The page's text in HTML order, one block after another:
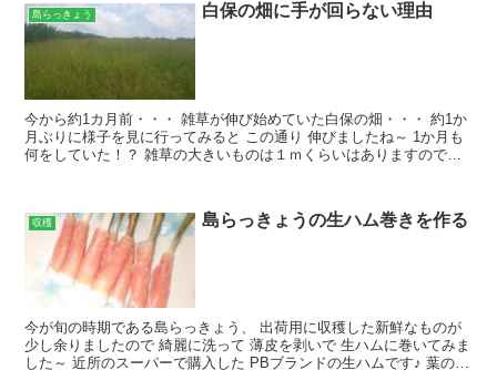
島らっきょう 白保の畑に手が回らない理由
今から約1カ月前・・・ 雑草が伸び始めていた白保の畑・・・ 約1か
月ぶりに様子を見に行ってみると この通り 伸びましたね～ 1か月も
何をしていた！？ 雑草の大きいものは１ｍくらいはありますので、
収穫 島らっきょうの生ハム巻きを作る
今が旬の時期である島らっきょう、 出荷用に収穫した新鮮なものが
少し余りましたので 綺麗に洗って 薄皮を剥いで 生ハムに巻いてみま
した～ 近所のスーパーで購入した PBブランドの生ハムです♪ 葉の部